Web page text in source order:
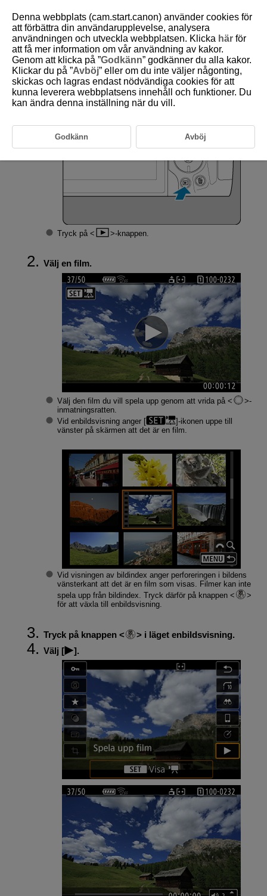
D180-140
Filmvisning
Byt till bildvisning.
Tryck på -knappen.
Välj en film.
Välj den film du vill spela upp genom att vrida på
-
inmatningsratten.
Vid enbildsvisning anger [
]-ikonen uppe till
vänster på skärmen att det är en film.
Vid visningen av bildindex anger perforeringen i bildens
vänsterkant att det är en film som visas. Filmer kan inte
spela upp från bildindex. Tryck därför på knappen
för att växla till enbildsvisning.
Tryck på knappen
i läget enbildsvisning.
Välj [
].
Denna webbplats (cam.start.canon) använder cookies för
att förbättra din användarupplevelse, analysera
användningen och utveckla webbplatsen. Klicka här för
att få mer information om vår användning av kakor.
Genom att klicka på ”Godkänn” godkänner du alla kakor.
Klickar du på ”Avböj” eller om du inte väljer någonting,
skickas och lagras endast nödvändiga cookies för att
kunna leverera webbplatsens innehåll och funktioner. Du
kan ändra denna inställning när du vill.
Godkänn Avböj